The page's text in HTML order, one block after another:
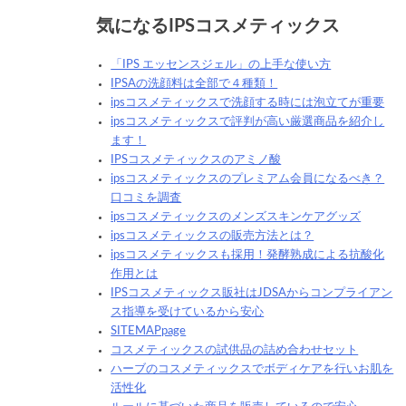
気になるIPSコスメティックス
「IPS エッセンスジェル」の上手な使い方
IPSAの洗顔料は全部で４種類！
ipsコスメティックスで洗顔する時には泡立てが重要
ipsコスメティックスで評判が高い厳選商品を紹介し
ます！
IPSコスメティックスのアミノ酸
ipsコスメティックスのプレミアム会員になるべき？
口コミを調査
ipsコスメティックスのメンズスキンケアグッズ
ipsコスメティックスの販売方法とは？
ipsコスメティックスも採用！発酵熟成による抗酸化
作用とは
IPSコスメティックス販社はJDSAからコンプライアン
ス指導を受けているから安心
SITEMAPpage
コスメティックスの試供品の詰め合わせセット
ハーブのコスメティックスでボディケアを行いお肌を
活性化